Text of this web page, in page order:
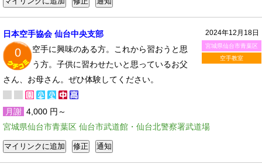
2024年12月18日
宮城県仙台市青葉区
空手教室
日本空手協会 仙台中央支部
0
空手に興味のある方。これから習おうと思
う方。子供に習わせたいと思っているお父
さん、お母さん。ぜひ体験してください。
月謝 4,000 円～
宮城県仙台市青葉区 仙台市武道館・仙台北警察署武道場